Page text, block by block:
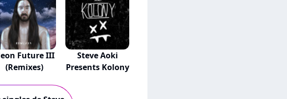
Future III
(Remixes)
Steve Aoki
Presents Kolony